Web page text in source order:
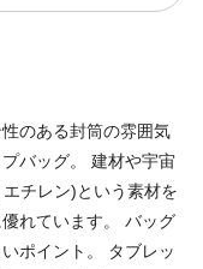
のある封筒の雰囲気
バッグ。 建材や宇宙
チレン)という素材を
れています。 バッグ
ポイント。 タブレッ